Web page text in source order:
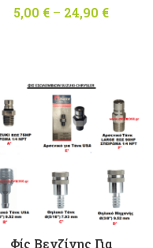
5,00 € – 24,90 €
Φίς Βενζίνης Για